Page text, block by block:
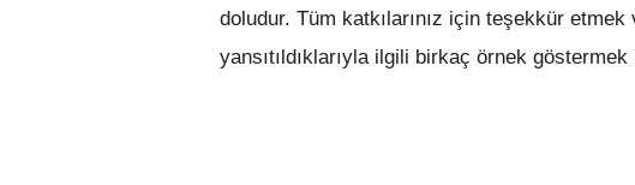
doludur. Tüm katkılarınız için teşekkür etmek
yansıtıldıklarıyla ilgili birkaç örnek